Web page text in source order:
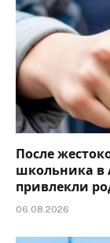
После
школьника в
привлекли
06.08.2026